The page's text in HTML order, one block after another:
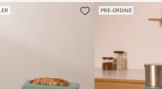
PRE-ORDINE